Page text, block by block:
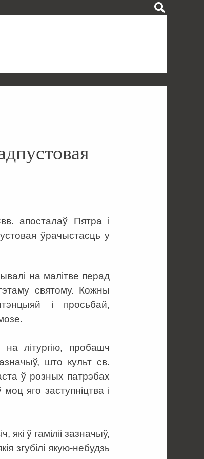
апосталаў Пятра і
ўрачыстасць у
на малітве перад
святому. Кожны
і просьбай,
літургію, пробашч
што культ св.
ў розных патрэбах
яго заступніцтва і
ў гаміліі зазначыў,
згубілі якую-небудзь